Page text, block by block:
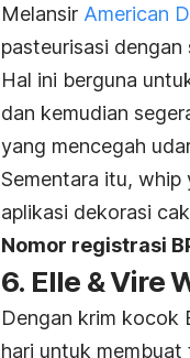
Melansir American
pasteurisasi
Hal ini berguna
dan kemudian
yang mencegah
Sementara itu, whip
aplikasi dekorasi
Nomor registrasi
6. Elle & Vire
Dengan krim kocok
hari untuk membuat